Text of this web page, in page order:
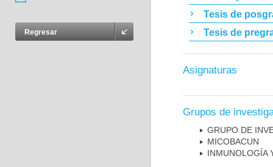
Regresar
Tesis de
Tesis de
Asignaturas
Grupos de
GRUPO DE
MICOBAC­UN
INMUNOLOGÍA